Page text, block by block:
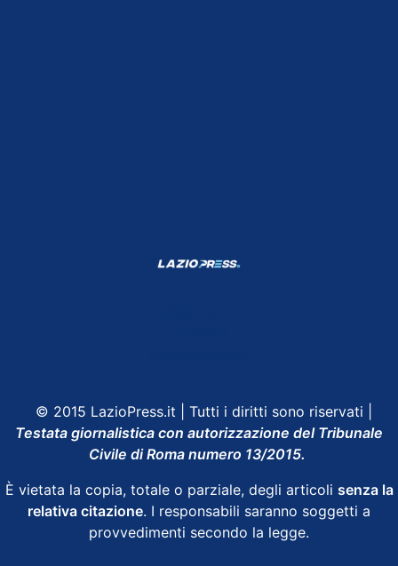
© 2015 LazioPress.it | Tutti i diritti sono riservati |
Testata giornalistica con autorizzazione del Tribunale
Civile di Roma numero 13/2015.
È vietata la copia, totale o parziale, degli articoli senza la
relativa citazione. I responsabili saranno soggetti a
provvedimenti secondo la legge.